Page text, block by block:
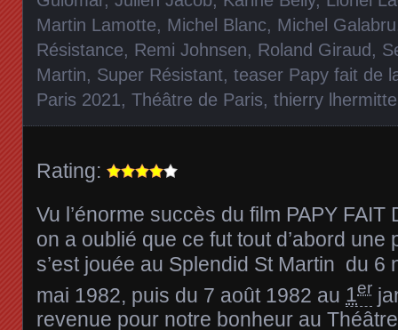
Martin Lamotte, Michel Blanc, Michel Galabru
Résistance, Remi Johnsen, Roland Giraud,
Martin, Super Résistant, teaser Papy fait de
Paris 2021, Théâtre de Paris, thierry lhermitte
Rating:
Vu l’énorme succès du film PAPY FAIT
on a oublié que ce fut tout d’abord une
s’est jouée au Splendid St Martin du 6
mai 1982, puis du 7 août 1982 au 1er
revenue pour notre bonheur au